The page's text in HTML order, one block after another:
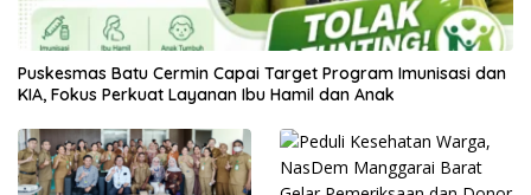
Puskesmas Batu Cermin Capai Target Program Imunisasi dan
KIA, Fokus Perkuat Layanan Ibu Hamil dan Anak